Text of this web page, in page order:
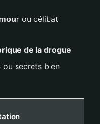
ou célibat
de la drogue
ou secrets bien